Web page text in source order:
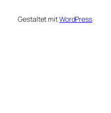
Gestaltet mitWordPress